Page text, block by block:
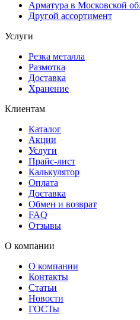
Арматура в Московской
Другой ассортимент
Услуги
Резка металла
Размотка
Доставка
Хранение
Клиентам
Каталог
Акции
Услуги
Прайс-лист
Калькулятор
Оплата
Доставка
Обмен и возврат
FAQ
Отзывы
О компании
О компании
Контакты
Статьи
Новости
ГОСТы